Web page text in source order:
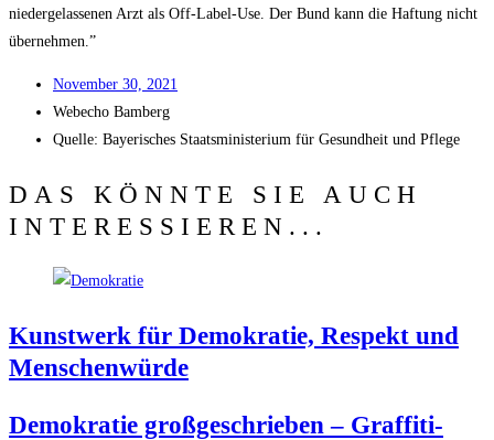
nie­der­ge­las­se­nen Arzt als Off-Label-Use. Der Bund kann die Haf­tung nicht
übernehmen.”
Novem­ber 30, 2021
Web­echo Bamberg
Quel­le: Baye­ri­sches Staats­mi­nis­te­ri­um für Gesund­heit und Pflege
DAS KÖNNTE SIE AUCH
INTERESSIEREN...
Kunst­werk für Demo­kra­tie, Respekt und
Menschenwürde
Demo­kra­tie groß­ge­schrie­ben – Graf­fi­ti-